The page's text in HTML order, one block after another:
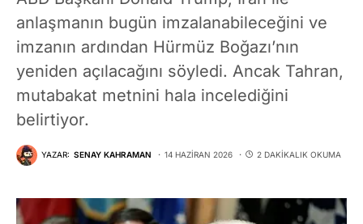
anlaşmanın bugün imzalanabileceğini ve
imzanın ardından Hürmüz Boğazı’nın
yeniden açılacağını söyledi. Ancak Tahran,
mutabakat metnini hala incelediğini
belirtiyor.
YAZAR: SENAY KAHRAMAN 14 HAZIRAN 2026 2 DAKIKALIK OKUMA